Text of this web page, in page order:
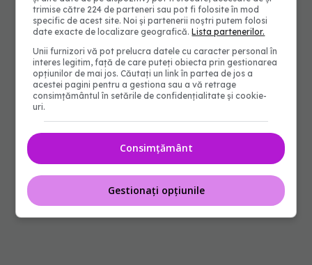
trimise către 224 de parteneri sau pot fi folosite în mod
specific de acest site. Noi și partenerii noștri putem folosi
date exacte de localizare geografică.Lista partenerilor.
Unii furnizori vă pot prelucra datele cu caracter personal în
interes legitim, față de care puteți obiecta prin gestionarea
opțiunilor de mai jos. Căutați un link în partea de jos a
acestei pagini pentru a gestiona sau a vă retrage
consimțământul în setările de confidențialitate și cookie-
uri.
Consimțământ
Gestionați opțiunile